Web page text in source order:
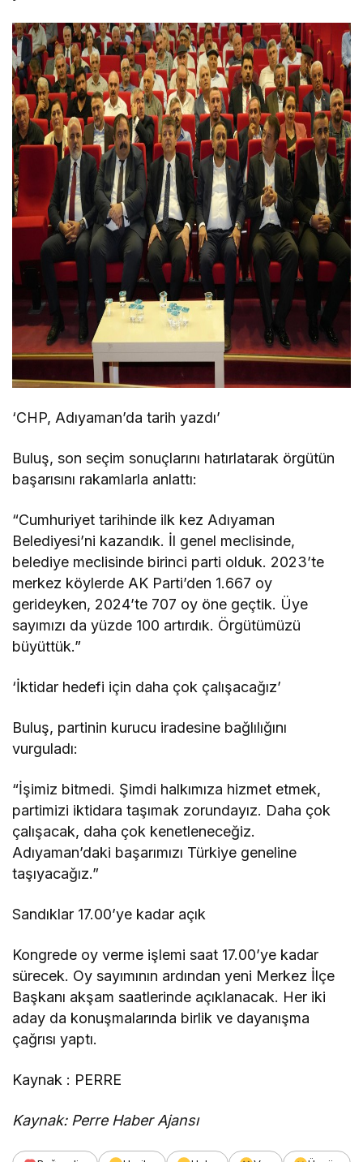
‘CHP, Adıyaman’da tarih yazdı’
Buluş, son seçim sonuçlarını hatırlatarak örgütün
başarısını rakamlarla anlattı:
“Cumhuriyet tarihinde ilk kez Adıyaman
Belediyesi’ni kazandık. İl genel meclisinde,
belediye meclisinde birinci parti olduk. 2023’te
merkez köylerde AK Parti’den 1.667 oy
gerideyken, 2024’te 707 oy öne geçtik. Üye
sayımızı da yüzde 100 artırdık. Örgütümüzü
büyüttük.”
‘İktidar hedefi için daha çok çalışacağız’
Buluş, partinin kurucu iradesine bağlılığını
vurguladı:
“İşimiz bitmedi. Şimdi halkımıza hizmet etmek,
partimizi iktidara taşımak zorundayız. Daha çok
çalışacak, daha çok kenetleneceğiz.
Adıyaman’daki başarımızı Türkiye geneline
taşıyacağız.”
Sandıklar 17.00’ye kadar açık
Kongrede oy verme işlemi saat 17.00’ye kadar
sürecek. Oy sayımının ardından yeni Merkez İlçe
Başkanı akşam saatlerinde açıklanacak. Her iki
aday da konuşmalarında birlik ve dayanışma
çağrısı yaptı.
Kaynak : PERRE
Kaynak: Perre Haber Ajansı